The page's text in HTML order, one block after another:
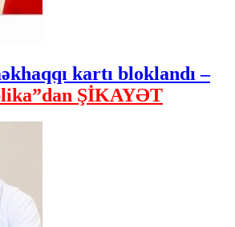
kartı bloklandı –
ŞİKAYƏT